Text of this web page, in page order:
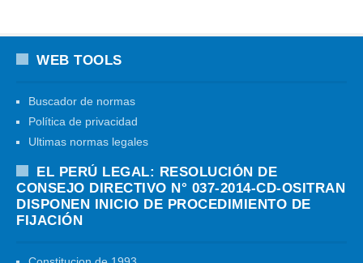
WEB TOOLS
Buscador de normas
Política de privacidad
Ultimas normas legales
EL PERÚ LEGAL: RESOLUCIÓN DE
CONSEJO DIRECTIVO N° 037-2014-CD-OSITRAN
DISPONEN INICIO DE PROCEDIMIENTO DE
FIJACIÓN